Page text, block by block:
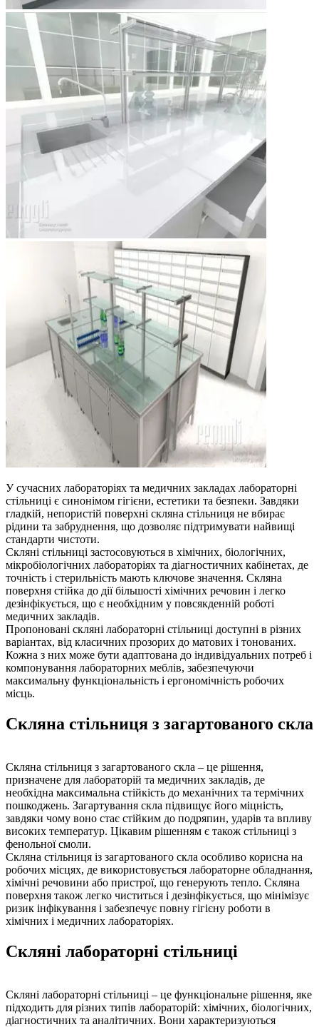
У сучасних лабораторіях та медичних закладах лабораторні
стільниці є синонімом гігієни, естетики та безпеки. Завдяки
гладкій, непористій поверхні скляна стільниця не вбирає
рідини та забруднення, що дозволяє підтримувати найвищі
стандарти чистоти.
Скляні стільниці застосовуються в хімічних, біологічних,
мікробіологічних лабораторіях та діагностичних кабінетах, де
точність і стерильність мають ключове значення. Скляна
поверхня стійка до дії більшості хімічних речовин і легко
дезінфікується, що є необхідним у повсякденній роботі
медичних закладів.
Пропоновані скляні лабораторні стільниці доступні в різних
варіантах, від класичних прозорих до матових і тонованих.
Кожна з них може бути адаптована до індивідуальних потреб і
компонування лабораторних меблів, забезпечуючи
максимальну функціональність і ергономічність робочих
місць.
Скляна стільниця з загартованого скла
Скляна стільниця з загартованого скла – це рішення,
призначене для лабораторій та медичних закладів, де
необхідна максимальна стійкість до механічних та термічних
пошкоджень. Загартування скла підвищує його міцність,
завдяки чому воно стає стійким до подряпин, ударів та впливу
високих температур. Цікавим рішенням є також стільниці з
фенольної смоли.
Скляна стільниця із загартованого скла особливо корисна на
робочих місцях, де використовується лабораторне обладнання,
хімічні речовини або пристрої, що генерують тепло. Скляна
поверхня також легко чиститься і дезінфікується, що мінімізує
ризик інфікування і забезпечує повну гігієну роботи в
хімічних і медичних лабораторіях.
Скляні лабораторні стільниці
Скляні лабораторні стільниці – це функціональне рішення, яке
підходить для різних типів лабораторій: хімічних, біологічних,
діагностичних та аналітичних. Вони характеризуються